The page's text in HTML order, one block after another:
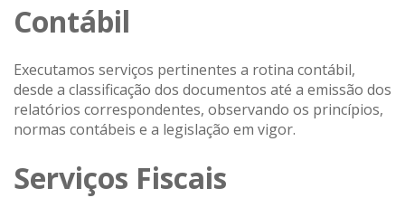
Contábil
Executamos serviços pertinentes a rotina contábil,
desde a classificação dos documentos até a emissão dos
relatórios correspondentes, observando os princípios,
normas contábeis e a legislação em vigor.
Serviços Fiscais